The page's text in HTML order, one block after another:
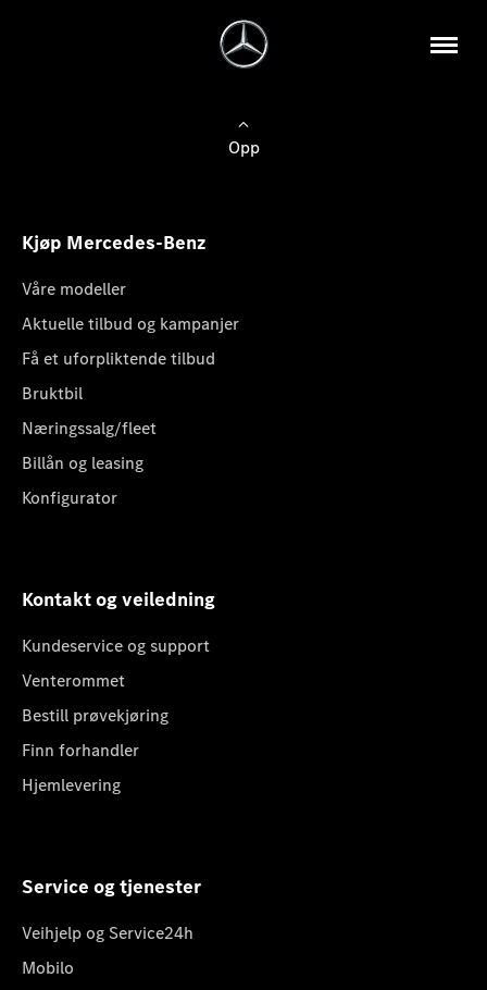
Opp
Kjøp Mercedes-Benz
Våre modeller
Aktuelle tilbud og kampanjer
Få et uforpliktende tilbud
Bruktbil
Næringssalg/fleet
Billån og leasing
Konfigurator
Kontakt og veiledning
Kundeservice og support
Venterommet
Bestill prøvekjøring
Finn forhandler
Hjemlevering
Service og tjenester
Veihjelp og Service24h
Mobilo